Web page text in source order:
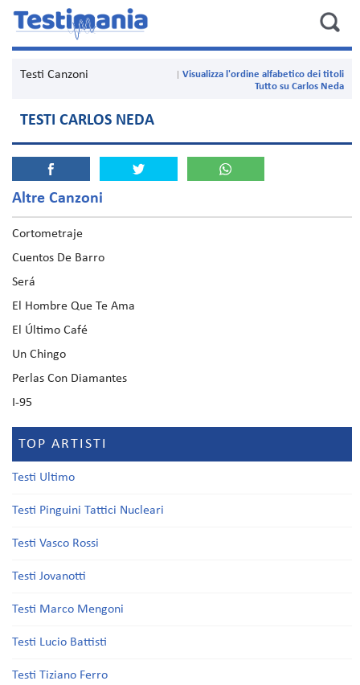
Testi Canzoni
Visualizza l'ordine alfabetico dei titoli
Tutto su Carlos Neda
TESTI CARLOS NEDA
Altre Canzoni
Cortometraje
Cuentos De Barro
Será
El Hombre Que Te Ama
El Último Café
Un Chingo
Perlas Con Diamantes
I-95
TOP ARTISTI
Testi Ultimo
Testi Pinguini Tattici Nucleari
Testi Vasco Rossi
Testi Jovanotti
Testi Marco Mengoni
Testi Lucio Battisti
Testi Tiziano Ferro